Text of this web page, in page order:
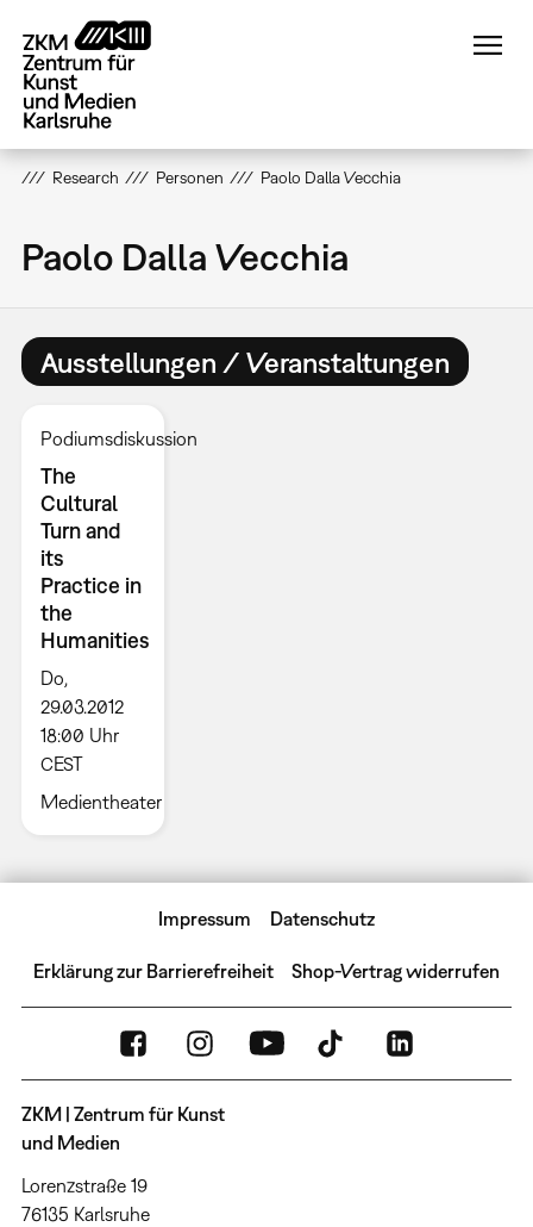
zum
Inhalt
Research Personen Paolo Dalla Vecchia
Paolo Dalla Vecchia
Ausstellungen / Veranstaltungen
Podiumsdiskussion
The
Cultural
Turn and
its
Practice in
the
Humanities
Do,
29.03.2012
18:00 Uhr
CEST
Medientheater
Impressum Datenschutz
Erklärung zur Barrierefreiheit Shop-Vertrag widerrufen
ZKM | Zentrum für Kunst
und Medien
Lorenzstraße 19
76135 Karlsruhe